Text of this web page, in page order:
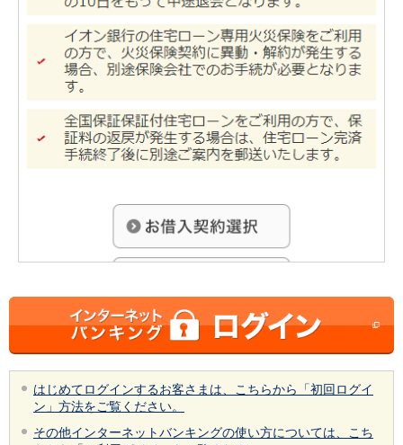
はじめてログインするお客さまは、こちらから「初回ログイ
ン」方法をご覧ください。
その他インターネットバンキングの使い方については、こち